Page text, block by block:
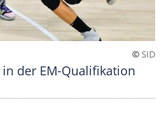
©SID
der EM-Qualifikation